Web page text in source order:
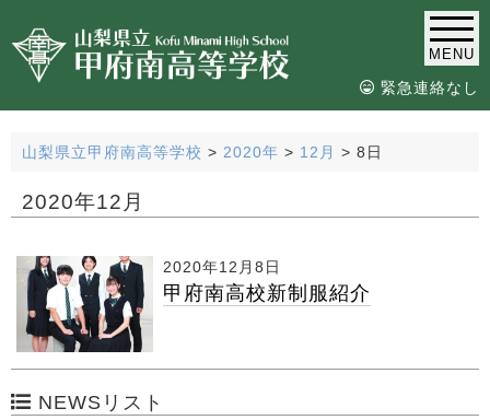
MENU
緊急連絡なし
山梨県立甲府南高等学校 > 2020年 > 12月 > 8日
2020年12月
2020年12月8日
甲府南高校新制服紹介
NEWSリスト